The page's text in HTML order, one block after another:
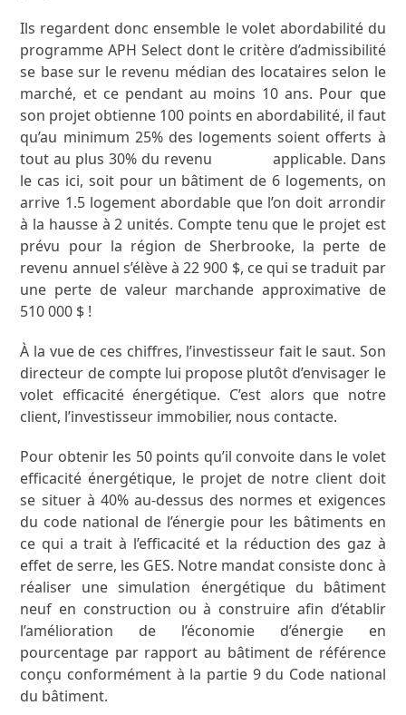
Ils regardent donc ensemble le volet abordabilité du
programme APH Select dont le critère d’admissibilité
se base sur le revenu médian des locataires selon le
marché, et ce pendant au moins 10 ans. Pour que
son projet obtienne 100 points en abordabilité, il faut
qu’au minimum 25% des logements soient offerts à
tout au plus 30% du revenu
applicable. Dans
le cas ici, soit pour un bâtiment de 6 logements, on
arrive 1.5 logement abordable que l’on doit arrondir
à la hausse à 2 unités. Compte tenu que le projet est
prévu pour la région de Sherbrooke, la perte de
revenu annuel s’élève à 22 900 $, ce qui se traduit par
une perte de valeur marchande approximative de
510 000 $ !
À la vue de ces chiffres, l’investisseur fait le saut. Son
directeur de compte lui propose plutôt d’envisager le
volet efficacité énergétique. C’est alors que notre
client, l’investisseur immobilier, nous contacte.
Pour obtenir les 50 points qu’il convoite dans le volet
efficacité énergétique, le projet de notre client doit
se situer à 40% au-dessus des normes et exigences
du code national de l’énergie pour les bâtiments en
ce qui a trait à l’efficacité et la réduction des gaz à
effet de serre, les GES. Notre mandat consiste donc à
réaliser une simulation énergétique du bâtiment
neuf en construction ou à construire afin d’établir
l’amélioration de l’économie d’énergie en
pourcentage par rapport au bâtiment de référence
conçu conformément à la partie 9 du Code national
du bâtiment.